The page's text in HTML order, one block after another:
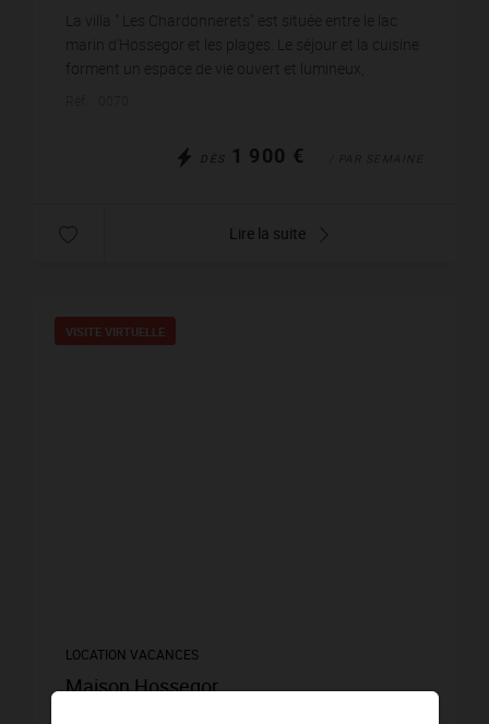
salle de bain
La villa " Les Chardonnerets" est située entre le lac
marin d'Hossegor et les plages. Le séjour et la cuisine
forment un espace de vie ouvert et lumineux,
DÈS 1 900 €
Lire la suite
VISITE VIRTUELLE
LOCATION VACANCES
Maison Hossegor